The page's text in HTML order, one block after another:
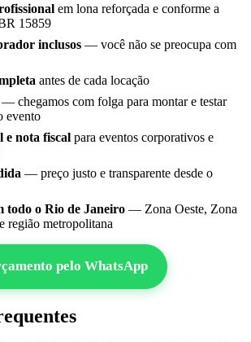
em lona reforçada e conforme a
15859
inclusos — você não se preocupa com
antes de cada locação
— chegamos com folga para montar e testar
evento
nota fiscal para eventos corporativos e
— preço justo e transparente desde o
todo o Rio de Janeiro — Zona Oeste, Zona
região metropolitana
pelo WhatsApp